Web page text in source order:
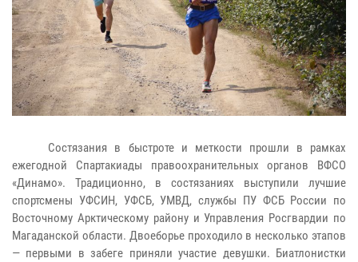
Состязания в быстроте и меткости прошли в рамках
ежегодной Спартакиады правоохранительных органов ВФСО
«Динамо». Традиционно, в состязаниях выступили лучшие
спортсмены УФСИН, УФСБ, УМВД, службы ПУ ФСБ России по
Восточному Арктическому району и Управления Росгвардии по
Магаданской области. Двоеборье проходило в несколько этапов
— первыми в забеге приняли участие девушки. Биатлонистки